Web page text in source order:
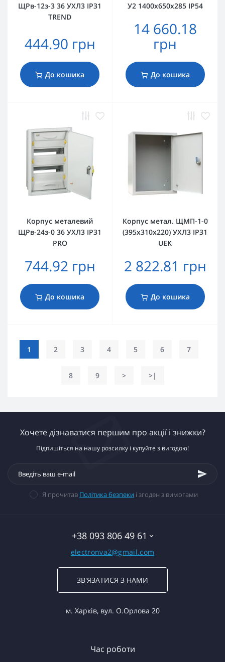
ЩРв-12з-3 36 УХЛ3 IP31
TREND
444.90 грн
До кошика
У2 1400х650х285 IP54
14 660.18
грн
До кошика
Корпус металевий
ЩРв-24з-0 36 УХЛ3 IP31
PRO
744.92 грн
До кошика
Корпус метал. ЩМП-1-0
(395х310х220) УХЛ3 IP31
UEK
2 822.81 грн
До кошика
1 2 3 4 5 6 7
8 9 > >|
Хочете дізнаватися першим про акції і знижки?
Підпишіться на нашу розсилку і купуйте з вигодою!
Я прочитав Політика безпеки і згоден з вимогами
+38 093 806 49 61
electronva2@gmail.com
ЗВ'ЯЗАТИСЯ З НАМИ
м. Харків, вул. О.Орлова 20
Час роботи